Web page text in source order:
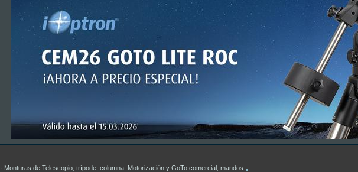
· Monturas de Telescopio, trípode, columna. Motorización y GoTo comercial, mandos